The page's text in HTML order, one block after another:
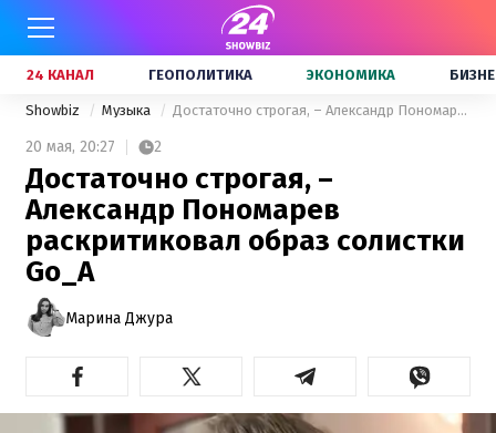
24 КАНАЛ ГЕОПОЛИТИКА ЭКОНОМИКА
Showbiz Музыка Достаточно строгая, – Александр Пономарев раскритиковал образ солистки Go_A
20 мая, 20:27 2
Достаточно строгая, –
Александр Пономарев
раскритиковал образ солистки
Go_A
Марина Джура